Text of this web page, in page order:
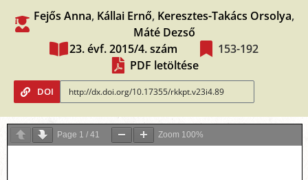
Fejős Anna, Kállai Ernő, Keresztes-Takács Orsolya,
Máté Dezső
23. évf. 2015/4. szám
153-192
PDF letöltése
DOI
Page 1 / 41 Zoom 100%